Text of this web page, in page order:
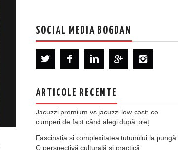
SOCIAL MEDIA BOGDAN
ARTICOLE RECENTE
Jacuzzi premium vs jacuzzi low-cost: ce
cumperi de fapt când alegi după preț
Fascinația și complexitatea tutunului la pungă:
O perspectivă culturală și practică